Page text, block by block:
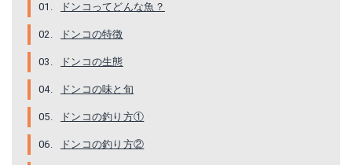
ドンコってどんな魚？
ドンコの特徴
ドンコの生態
ドンコの味と旬
ドンコの釣り方①
ドンコの釣り方②